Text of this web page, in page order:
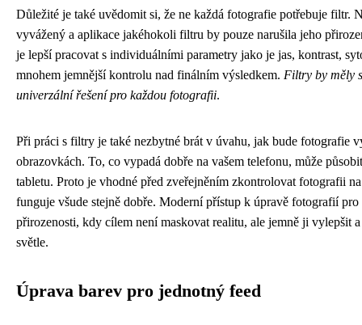
Důležité je také uvědomit si, že ne každá fotografie potřebuje filtr.
vyvážený a aplikace jakéhokoli filtru by pouze narušila jeho
je lepší pracovat s individuálními parametry jako je jas, kontrast,
mnohem jemnější kontrolu nad finálním výsledkem. Filtry by měly
univerzální řešení pro každou fotografii.
Při práci s filtry je také nezbytné brát v úvahu, jak bude fotografie
obrazovkách. To, co vypadá dobře na vašem telefonu, může
tabletu. Proto je vhodné před zveřejněním zkontrolovat fotografii
funguje všude stejně dobře. Moderní přístup k úpravě fotografií
přirozenosti, kdy cílem není maskovat realitu, ale jemně ji vylepšit
světle.
Úprava barev pro jednotný feed